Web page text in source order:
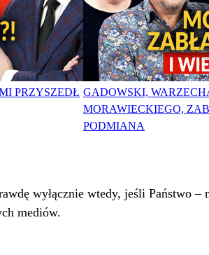
PRZYSZEDŁ GADOWSKI,
MORAWIECKIEGO,
PODMIANA
wyłącznie wtedy, jeśli Państwo
mediów.